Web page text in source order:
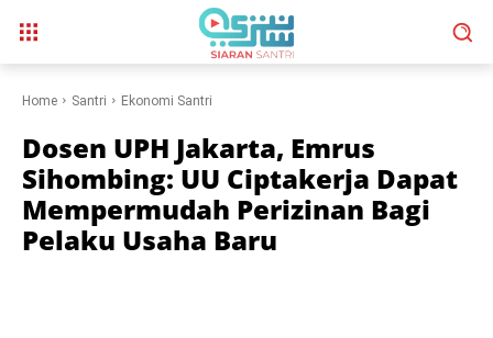
Home Santri Ekonomi Santri
Dosen UPH Jakarta, Emrus
Sihombing: UU Ciptakerja Dapat
Mempermudah Perizinan Bagi
Pelaku Usaha Baru